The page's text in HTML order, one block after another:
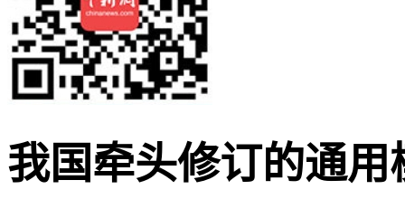
我国牵头修订的通